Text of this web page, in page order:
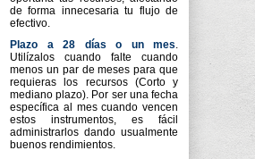
de forma innecesaria tu flujo de
efectivo.
Plazo a 28 días o un mes.
Utilízalos cuando falte cuando
menos un par de meses para que
requieras los recursos (Corto y
mediano plazo). Por ser una fecha
específica al mes cuando vencen
estos instrumentos, es fácil
administrarlos dando usualmente
buenos rendimientos.